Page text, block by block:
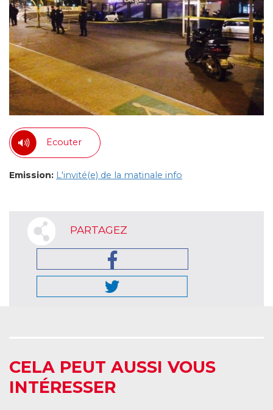
Ecouter
Emission: L'invité(e) de la matinale info
PARTAGEZ
CELA PEUT AUSSI VOUS
INTÉRESSER